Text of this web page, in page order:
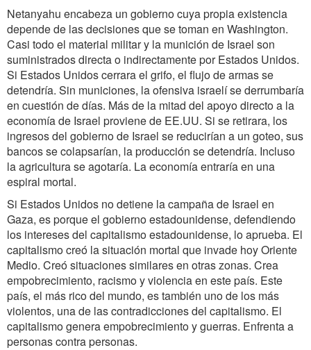
Netanyahu encabeza un gobierno cuya propia existencia
depende de las decisiones que se toman en Washington.
Casi todo el material militar y la munición de Israel son
suministrados directa o indirectamente por Estados Unidos.
Si Estados Unidos cerrara el grifo, el flujo de armas se
detendría. Sin municiones, la ofensiva israelí se derrumbaría
en cuestión de días. Más de la mitad del apoyo directo a la
economía de Israel proviene de EE.UU. Si se retirara, los
ingresos del gobierno de Israel se reducirían a un goteo, sus
bancos se colapsarían, la producción se detendría. Incluso
la agricultura se agotaría. La economía entraría en una
espiral mortal.
Si Estados Unidos no detiene la campaña de Israel en
Gaza, es porque el gobierno estadounidense, defendiendo
los intereses del capitalismo estadounidense, lo aprueba. El
capitalismo creó la situación mortal que invade hoy Oriente
Medio. Creó situaciones similares en otras zonas. Crea
empobrecimiento, racismo y violencia en este país. Este
país, el más rico del mundo, es también uno de los más
violentos, una de las contradicciones del capitalismo. El
capitalismo genera empobrecimiento y guerras. Enfrenta a
personas contra personas.